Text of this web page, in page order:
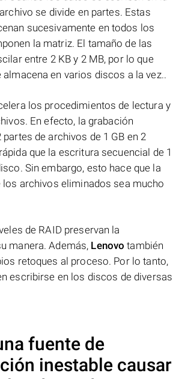
se divide en partes. Estas
sucesivamente en todos los
la matriz. El tamaño de las
entre 2 KB y 2 MB, por lo que
en varios discos a la vez..
los procedimientos de lectura y
En efecto, la grabación
de archivos de 1 GB en 2
que la escritura secuencial de 1
Sin embargo, esto hace que la
los archivos eliminados sea mucho
de RAID preservan la
manera. Además, Lenovo también
retoques al proceso. Por lo tanto,
escribirse en los discos de diversas
fuente de
inestable causar